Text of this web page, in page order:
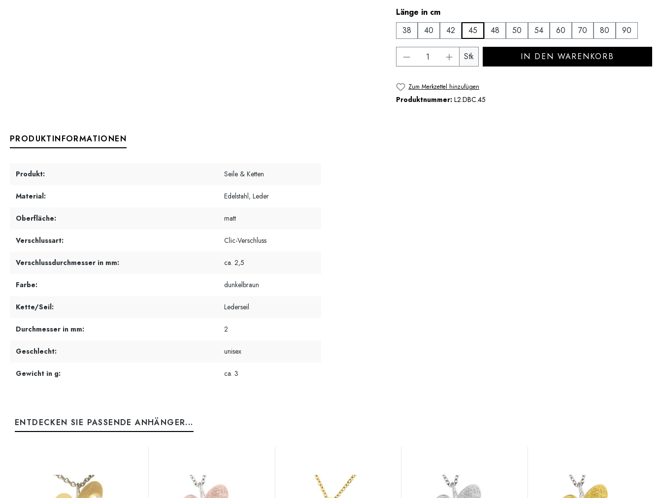
Länge in cmauswählen
38
40 42 45 48 50 54 60 70 80 90
Produkt Anzahl: Gib den gewünschten Wert ein
Stk IN DEN WARENKORB
Zum Merkzettel hinzufügen
Produktnummer: L2.DBC.45
PRODUKTINFORMATIONEN
Produkt: Seile & Ketten
Material: Edelstahl, Leder
Oberfläche: matt
Verschlussart: Clic-Verschluss
Verschlussdurchmesser in mm: ca. 2,5
Farbe: dunkelbraun
Kette/Seil: Lederseil
Durchmesser in mm: 2
Geschlecht: unisex
Gewicht in g: ca. 3
ENTDECKEN SIE PASSENDE ANHÄNGER...